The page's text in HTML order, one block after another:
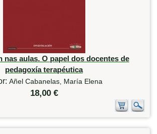
nas aulas. O papel dos docentes de
pedagoxía terapéutica
Añel Cabanelas, María Elena
18,00 €